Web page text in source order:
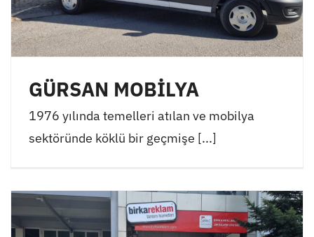
GÜRSAN MOBİLYA
1976 yılında temelleri atılan ve mobilya
sektöründe köklü bir geçmişe [...]